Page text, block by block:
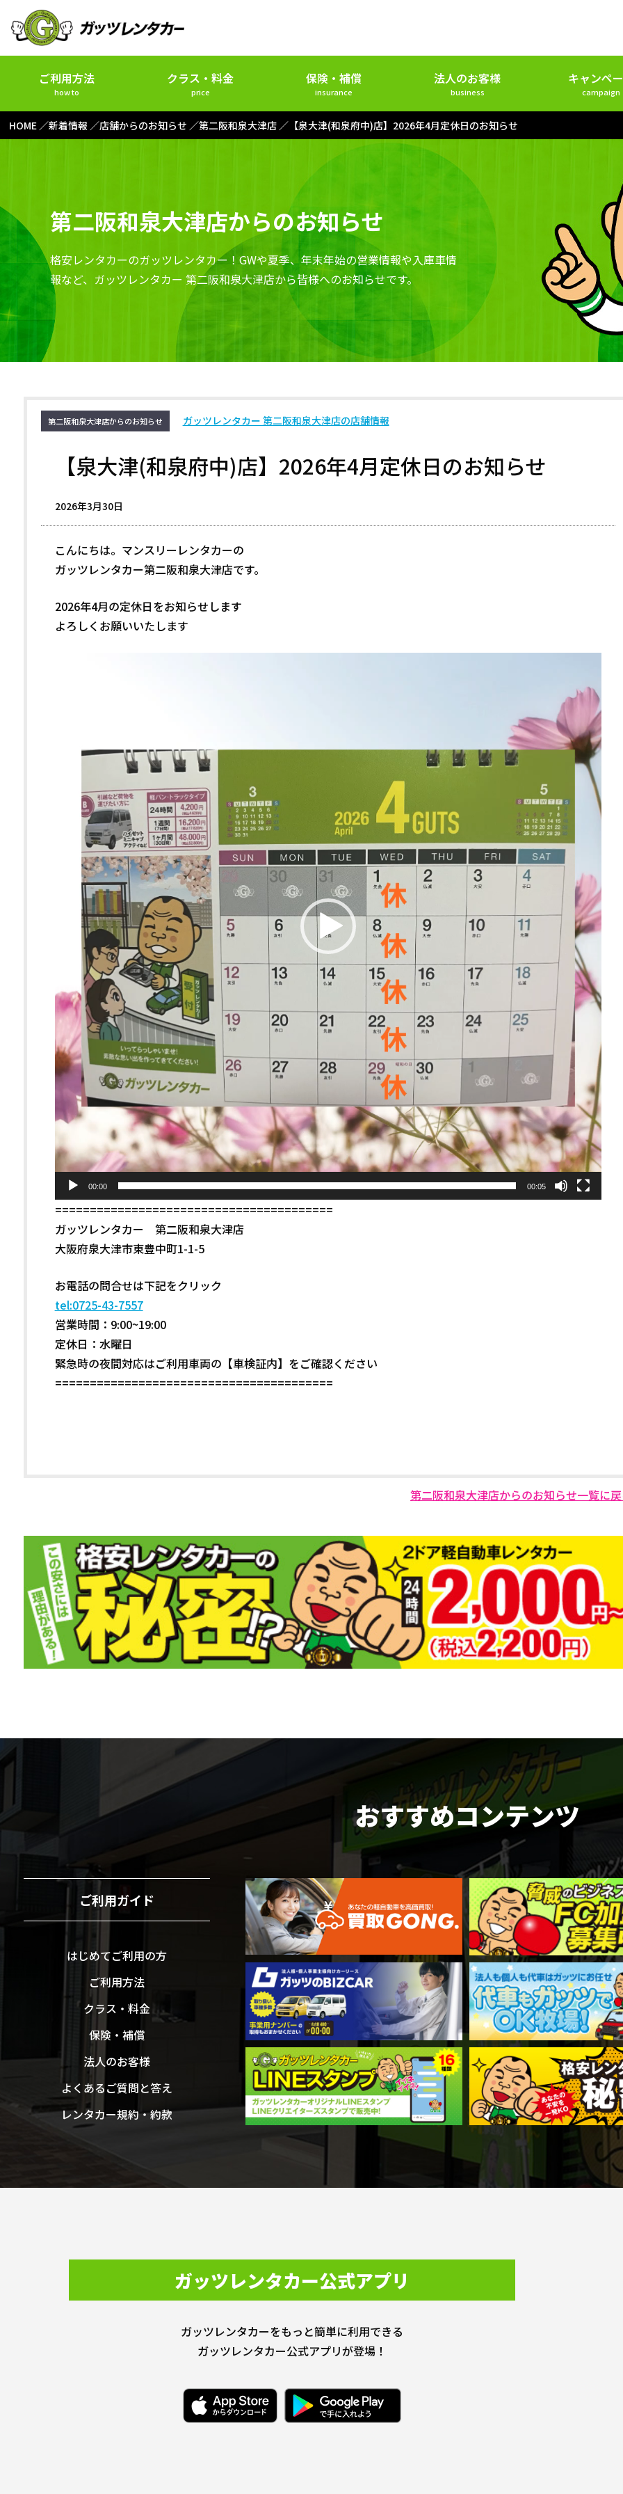
ご利用方法
how to
クラス・料金
price
保険・補償
insurance
法人のお客様
business
キャンペ
campaign
HOME 新着情報 店舗からのお知らせ 第二阪和泉大津店 【泉大津(和泉府中)店】2026年4月定休日のお知らせ
第二阪和泉大津店からのお知らせ
格安レンタカーのガッツレンタカー！GWや夏季、年末年始の営業情報や入庫車情
報など、ガッツレンタカー 第二阪和泉大津店から皆様へのお知らせです。
第二阪和泉大津店からのお知らせ ガッツレンタカー 第二阪和泉大津店の店舗情報
【泉大津(和泉府中)店】2026年4月定休日のお知らせ
2026年3月30日
こんにちは。マンスリーレンタカーの
ガッツレンタカー第二阪和泉大津店です。
2026年4月の定休日をお知らせします
よろしくお願いいたします
00:00 00:05
========================================
ガッツレンタカー 第二阪和泉大津店
大阪府泉大津市東豊中町1-1-5
お電話の問合せは下記をクリック
tel:0725-43-7557
営業時間：9:00~19:00
定休日：水曜日
緊急時の夜間対応はご利用車両の【車検証内】をご確認ください
========================================
第二阪和泉大津店からのお知らせ一覧に
おすすめコンテンツ
ご利用ガイド
はじめてご利用の方
ご利用方法
クラス・料金
保険・補償
法人のお客様
よくあるご質問と答え
レンタカー規約・約款
ガッツレンタカー公式アプリ
ガッツレンタカーをもっと簡単に利用できる
ガッツレンタカー公式アプリが登場！